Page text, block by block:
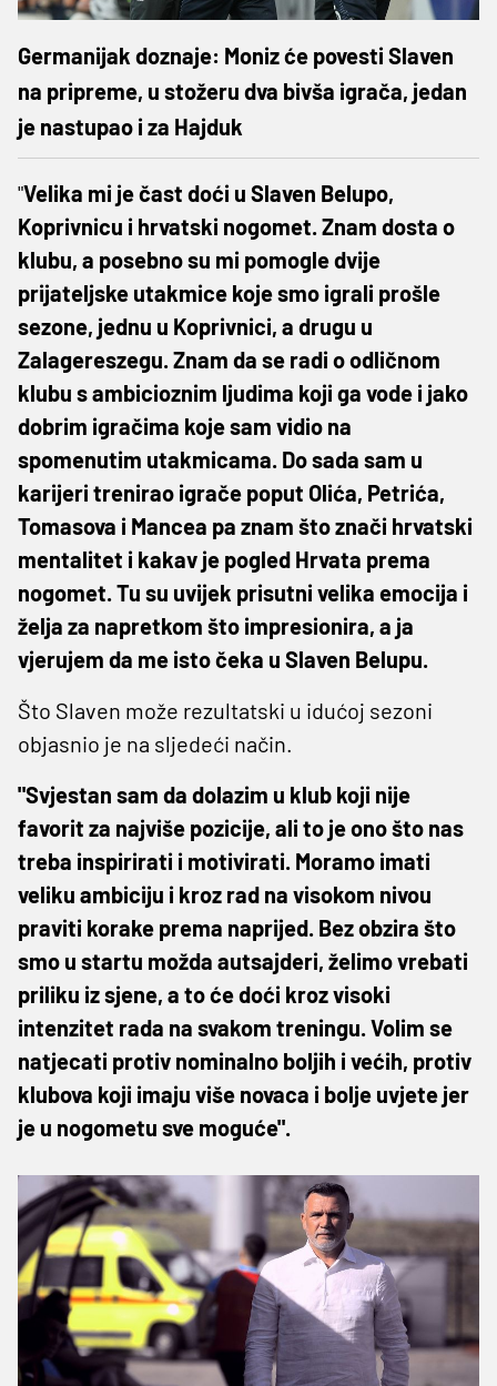
Germanijak doznaje: Moniz će povesti Slaven
na pripreme, u stožeru dva bivša igrača, jedan
je nastupao i za Hajduk
"Velika mi je čast doći u Slaven Belupo,
Koprivnicu i hrvatski nogomet. Znam dosta o
klubu, a posebno su mi pomogle dvije
prijateljske utakmice koje smo igrali prošle
sezone, jednu u Koprivnici, a drugu u
Zalagereszegu. Znam da se radi o odličnom
klubu s ambicioznim ljudima koji ga vode i jako
dobrim igračima koje sam vidio na
spomenutim utakmicama. Do sada sam u
karijeri trenirao igrače poput Olića, Petrića,
Tomasova i Mancea pa znam što znači hrvatski
mentalitet i kakav je pogled Hrvata prema
nogomet. Tu su uvijek prisutni velika emocija i
želja za napretkom što impresionira, a ja
vjerujem da me isto čeka u Slaven Belupu.
Što Slaven može rezultatski u idućoj sezoni
objasnio je na sljedeći način.
"Svjestan sam da dolazim u klub koji nije
favorit za najviše pozicije, ali to je ono što nas
treba inspirirati i motivirati. Moramo imati
veliku ambiciju i kroz rad na visokom nivou
praviti korake prema naprijed. Bez obzira što
smo u startu možda autsajderi, želimo vrebati
priliku iz sjene, a to će doći kroz visoki
intenzitet rada na svakom treningu. Volim se
natjecati protiv nominalno boljih i većih, protiv
klubova koji imaju više novaca i bolje uvjete jer
je u nogometu sve moguće".